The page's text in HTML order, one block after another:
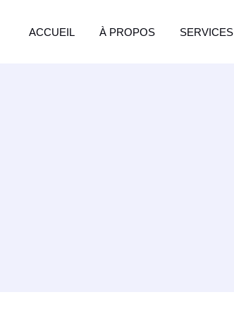
ACCUEIL À PROPOS SERVICES